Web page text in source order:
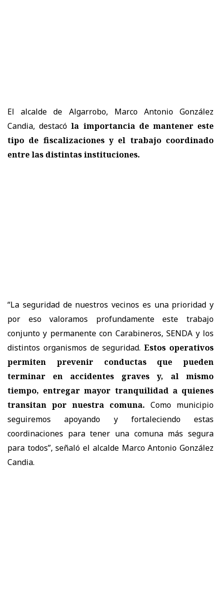
El alcalde de Algarrobo, Marco Antonio González
Candia, destacó la importancia de mantener este
tipo de fiscalizaciones y el trabajo coordinado
entre las distintas instituciones.
“La seguridad de nuestros vecinos es una prioridad y
por eso valoramos profundamente este trabajo
conjunto y permanente con Carabineros, SENDA y los
distintos organismos de seguridad.Estos operativos
permiten prevenir conductas que pueden
terminar en accidentes graves y, al mismo
tiempo, entregar mayor tranquilidad a quienes
transitan por nuestra comuna. Como municipio
seguiremos apoyando y fortaleciendo estas
coordinaciones para tener una comuna más segura
para todos”, señaló el alcalde Marco Antonio González
Candia.